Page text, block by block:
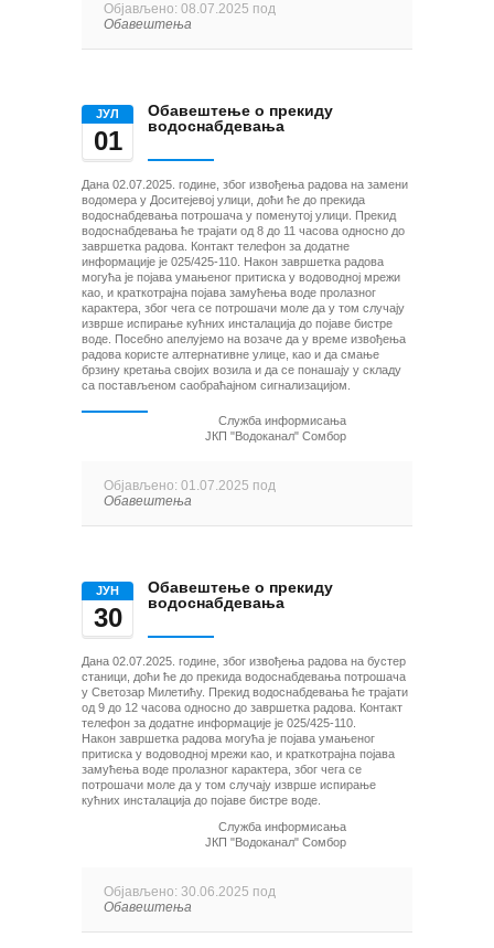
Објављено: 08.07.2025 под
Обавештења
ЈУЛ
01
Обавештење о прекиду
водоснабдевања
Дана 02.07.2025. године, због извођења радова на замени
водомера у Доситејевој улици, доћи ће до прекида
водоснабдевања потрошача у поменутој улици. Прекид
водоснабдевања ће трајати од 8 до 11 часова односно до
завршетка радова. Контакт телефон за додатне
информације је 025/425-110. Након завршетка радова
могућа је појава умањеног притиска у водоводној мрежи
као, и краткотрајна појава замућења воде пролазног
карактера, због чега се потрошачи моле да у том случају
изврше испирање кућних инсталација до појаве бистре
воде. Посебно апелујемо на возаче да у време извођења
радова користе алтернативне улице, као и да смање
брзину кретања својих возила и да се понашају у складу
са постављеном саобраћајном сигнализацијом.
Служба информисања
ЈКП "Водоканал" Сомбор
Објављено: 01.07.2025 под
Обавештења
ЈУН
30
Обавештење о прекиду
водоснабдевања
Дана 02.07.2025. године, због извођења радова на бустер
станици, доћи ће до прекида водоснабдевања потрошача
у Светозар Милетићу. Прекид водоснабдевања ће трајати
од 9 до 12 часова односно до завршетка радова. Контакт
телефон за додатне информације је 025/425-110.
Након завршетка радова могућа је појава умањеног
притиска у водоводној мрежи као, и краткотрајна појава
замућења воде пролазног карактера, због чега се
потрошачи моле да у том случају изврше испирање
кућних инсталација до појаве бистре воде.
Служба информисања
ЈКП "Водоканал" Сомбор
Објављено: 30.06.2025 под
Обавештења